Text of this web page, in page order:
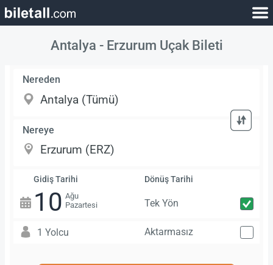
Antalya - Erzurum Uçak Bileti
Nereden
Nereye
Gidiş Tarihi
10 Ağu
Pazartesi
Dönüş Tarihi
Tek Yön
1 Yolcu Aktarmasız